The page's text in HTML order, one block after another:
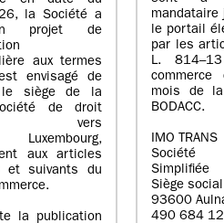
la Société a
projet de
aux termes
envisagé de
le siège de la
de droit
vers
aux articles
et suivants du
la publication
le portail
par les
L.
mois de
BODACC.
IMO TRANS
Société
Simplifiée
Siège
93600
490 684